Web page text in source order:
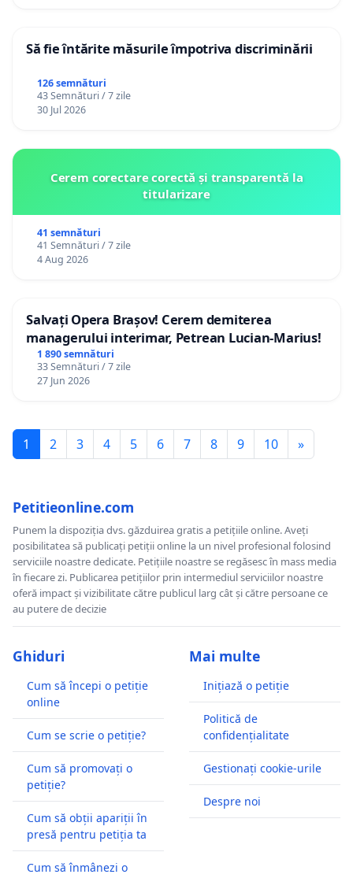
Să fie întărite măsurile împotriva discriminării
126 semnături
43 Semnături / 7 zile
30 Jul 2026
Cerem corectare corectă și transparentă la
titularizare
41 semnături
41 Semnături / 7 zile
4 Aug 2026
Salvați Opera Brașov! Cerem demiterea
managerului interimar, Petrean Lucian-Marius!
1 890 semnături
33 Semnături / 7 zile
27 Jun 2026
1 2 3 4 5 6 7 8 9 10 »
Petitieonline.com
Punem la dispoziția dvs. găzduirea gratis a petițiile online. Aveți
posibilitatea să publicați petiții online la un nivel profesional folosind
serviciile noastre dedicate. Petițiile noastre se regăsesc în mass media
în fiecare zi. Publicarea petițiilor prin intermediul serviciilor noastre
oferă impact și vizibilitate către publicul larg cât și către persoane ce
au putere de decizie
Ghiduri
Cum să începi o petiție
online
Cum se scrie o petiție?
Cum să promovați o
petiție?
Cum să obții apariții în
presă pentru petiția ta
Cum să înmânezi o
Mai multe
Inițiază o petiție
Politică de
confidențialitate
Gestionați cookie-urile
Despre noi